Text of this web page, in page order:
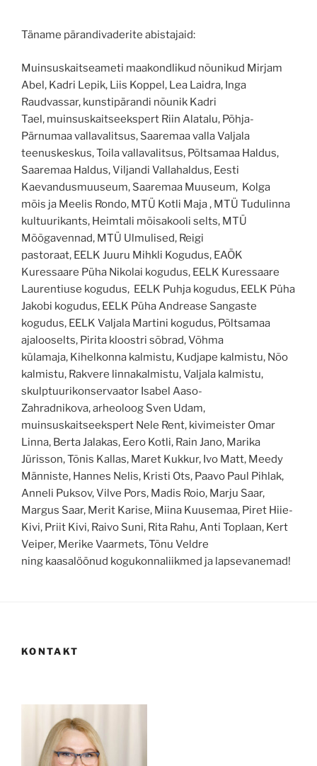
Täname pärandivaderite abistajaid:
Muinsuskaitseameti maakondlikud nõunikud Mirjam
Abel, Kadri Lepik, Liis Koppel, Lea Laidra, Inga
Raudvassar, kunstipärandi nõunik Kadri
Tael, muinsuskaitseekspert Riin Alatalu, Põhja-
Pärnumaa vallavalitsus, Saaremaa valla Valjala
teenuskeskus, Toila vallavalitsus, Põltsamaa Haldus,
Saaremaa Haldus, Viljandi Vallahaldus, Eesti
Kaevandusmuuseum, Saaremaa Muuseum, Kolga
mõis ja Meelis Rondo, MTÜ Kotli Maja , MTÜ Tudulinna
kultuurikants, Heimtali mõisakooli selts, MTÜ
Mõõgavennad, MTÜ Ulmulised, Reigi
pastoraat, EELK Juuru Mihkli Kogudus, EAÕK
Kuressaare Püha Nikolai kogudus, EELK Kuressaare
Laurentiuse kogudus, EELK Puhja kogudus, EELK Püha
Jakobi kogudus, EELK Püha Andrease Sangaste
kogudus, EELK Valjala Martini kogudus, Põltsamaa
ajalooselts, Pirita kloostri sõbrad, Võhma
külamaja, Kihelkonna kalmistu, Kudjape kalmistu, Nõo
kalmistu, Rakvere linnakalmistu, Valjala kalmistu,
skulptuurikonservaator Isabel Aaso-
Zahradnikova, arheoloog Sven Udam,
muinsuskaitseekspert Nele Rent, kivimeister Omar
Linna, Berta Jalakas, Eero Kotli, Rain Jano, Marika
Jürisson, Tõnis Kallas, Maret Kukkur, Ivo Matt, Meedy
Männiste, Hannes Nelis, Kristi Ots, Paavo Paul Pihlak,
Anneli Puksov, Vilve Pors, Madis Roio, Marju Saar,
Margus Saar, Merit Karise, Miina Kuusemaa, Piret Hiie-
Kivi, Priit Kivi, Raivo Suni, Rita Rahu, Anti Toplaan, Kert
Veiper, Merike Vaarmets, Tõnu Veldre
ning kaasalöönud kogukonnaliikmed ja lapsevanemad!
KONTAKT